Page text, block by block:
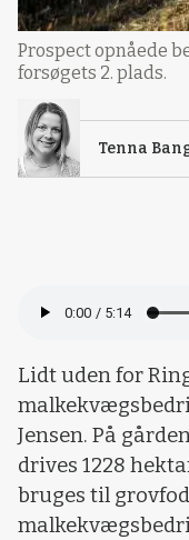
Prospect opnåede
forsøgets 2. plads.
Tenna
Lidt uden for
Jensen. På
drives 1228
bruges til